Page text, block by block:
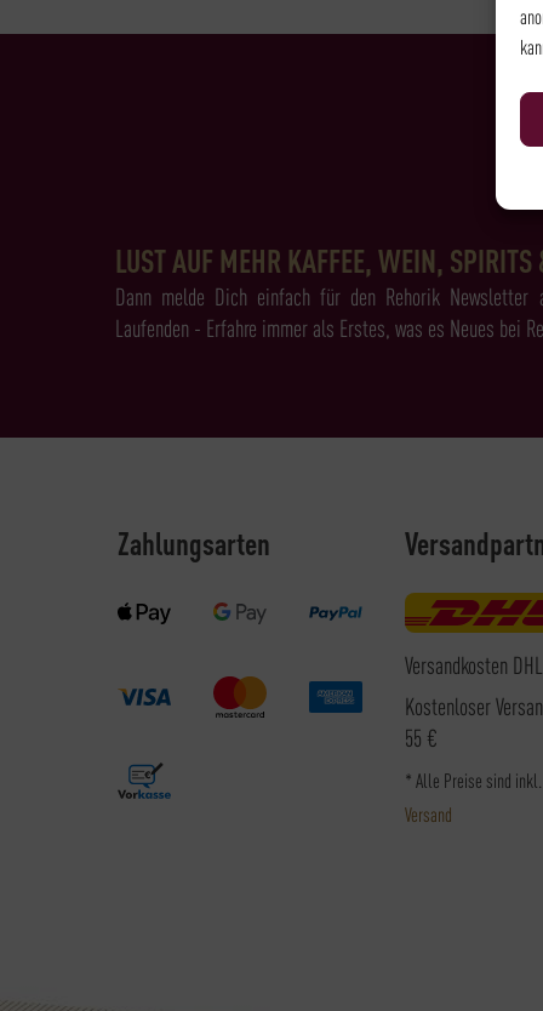
LUST AUF MEHR KAFFEE, WEIN, SPIRITS
Dann melde Dich einfach für den Rehorik
Laufenden - Erfahre immer als Erstes, was es Neues bei
Zahlungsarten
Versandkosten
Kostenloser
55 €
* Alle Preise sind inkl.
Versand